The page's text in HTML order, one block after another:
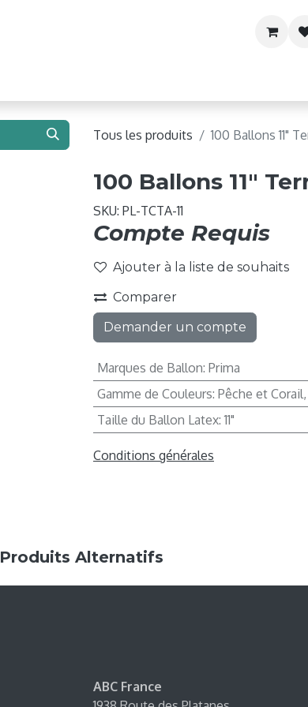
Tous les produits 100 Ballons 11"
100 Ballons 11"
SKU: PL-TCTA-11
Compte Requis
Ajouter à la liste de souhaits
Comparer
Demander un compte
Marques de Ballon: Prima
Gamme de Couleurs: Pêche et Corail,
Taille du Ballon Latex:11"
Conditions générales
Produits Alternatifs
ABC France